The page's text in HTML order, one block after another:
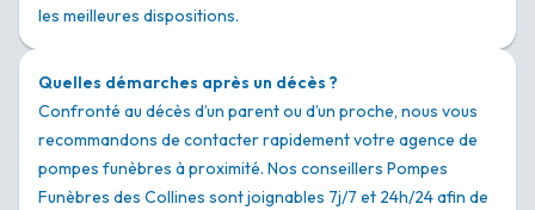
les meilleures dispositions.
Quelles démarches après un décès ?
Confronté au décès d’un parent ou d’un proche, nous vous
recommandons de contacter rapidement votre agence de
pompes funèbres à proximité. Nos conseillers Pompes
Funèbres des Collines sont joignables 7j/7 et 24h/24 afin de